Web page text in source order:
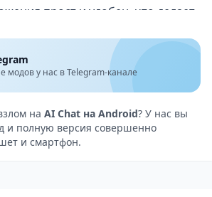
прост и удобен, что делает
Приложение предоставляется
внутриигровые покупки,
дополнительные
можно отметить, что иногда
неточные или неуместные
модов у нас в Telegram-канале
на AI Chat на Android? У нас вы
и полную версия совершенно
и смартфон.